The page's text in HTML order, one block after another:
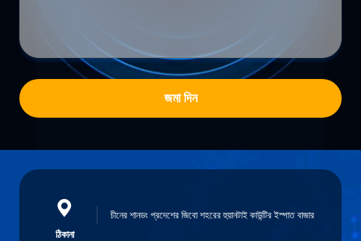
জমা দিন
ঠিকানা
চীনের শানডং প্রদেশের জিবো শহরের হুয়ানটাই কাউন্টির ইস্পাত বাজার